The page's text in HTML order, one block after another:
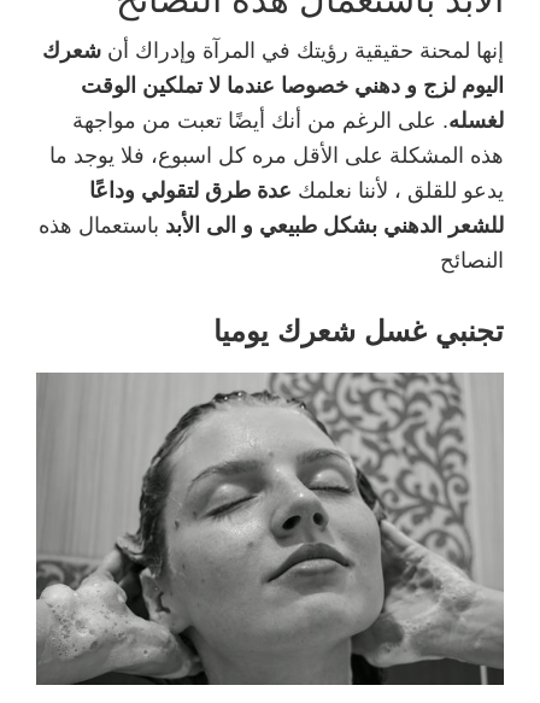
o
k
إنها لمحنة حقيقية رؤيتك في المرآة وإدراك أن شعرك
اليوم لزج و دهني خصوصا عندما لا تملكين الوقت
لغسله. على الرغم من أنك أيضًا تعبت من مواجهة
هذه المشكلة على الأقل مره كل اسبوع، فلا يوجد ما
يدعو للقلق ، لأننا نعلمك عدة طرق لتقولي وداعًا
للشعر الدهني بشكل طبيعي و الى الأبد باستعمال هذه
النصائح
تجنبي غسل شعرك يوميا